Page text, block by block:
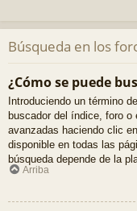
Búsqueda en los
¿Cómo se puede
Introduciendo un término
buscador del índice, foro
avanzadas haciendo clic
disponible en todas las
búsqueda depende de la
Arriba